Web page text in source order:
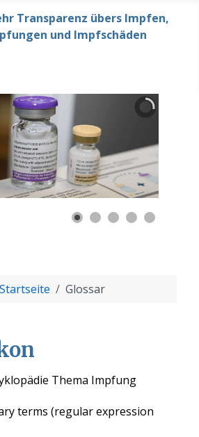
Transparenz übers Impfen,
und Impfschäden
Startseite Glossar
Thema Impfung
terms (regular expression